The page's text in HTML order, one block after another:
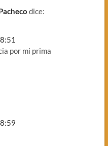
dice:
por mi prima